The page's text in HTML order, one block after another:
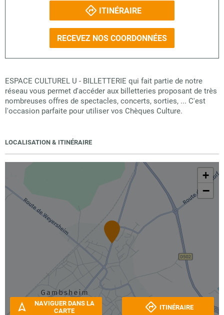
ITINÉRAIRE
RECEVEZ NOS COORDONNÉES
ESPACE CULTUREL U - BILLETTERIE qui fait partie de notre
réseau vous permet d'accéder aux billetteries proposant de très
nombreuses offres de spectacles, concerts, sorties, ... C'est
l'occasion parfaite pour utiliser vos Chèques Culture.
LOCALISATION & ITINÉRAIRE
+
−
NAVIGUER DANS LA
CARTE
ITINÉRAIRE